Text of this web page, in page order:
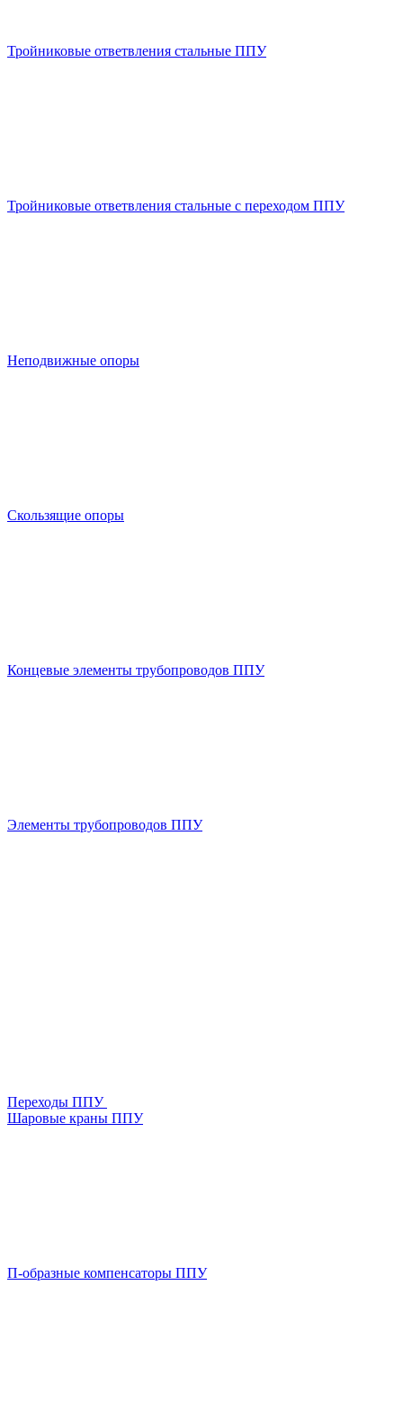
Тройниковые ответвления стальные ППУ
Тройниковые ответвления стальные с переходом ППУ
Неподвижные опоры
Скользящие опоры
Концевые элементы трубопроводов ППУ
Элементы трубопроводов ППУ
Переходы ППУ
Шаровые краны ППУ
П-образные компенсаторы ППУ